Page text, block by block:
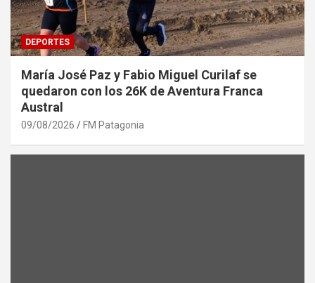
DEPORTES
María José Paz y Fabio Miguel Curilaf se
quedaron con los 26K de Aventura Franca
Austral
09/08/2026 FM Patagonia